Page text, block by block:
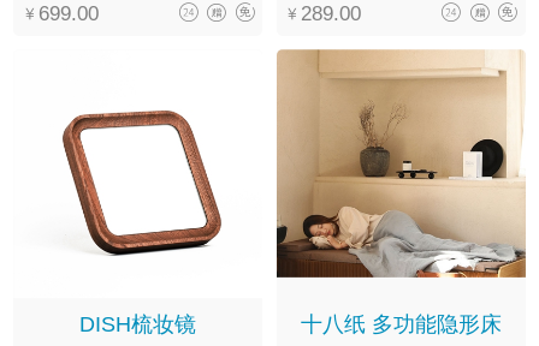
699.00 289.00
DISH梳妆镜 十八纸 多功能隐形床